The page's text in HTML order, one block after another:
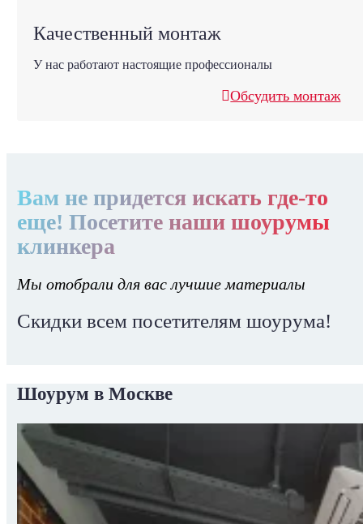
Качественный монтаж
У нас работают настоящие профессионалы
Обсудить монтаж
Вам не придется искать где-то
еще! Посетите наши шоурумы
клинкера
Мы отобрали для вас лучшие материалы
Скидки всем посетителям шоурума!
Шоурум в Москве